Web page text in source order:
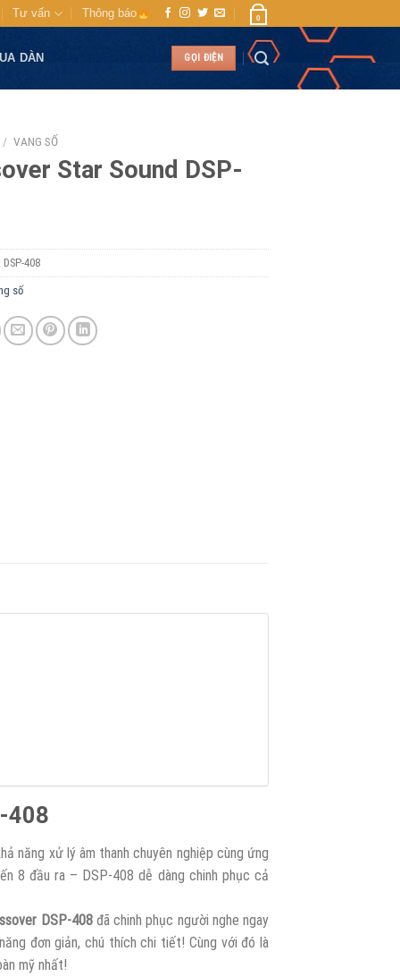
Tư vấn Thông báo 0
DÀN GỌI ĐIỆN
/ VANG SỐ
Star Sound DSP-
DSP-408
số
408
năng xử lý âm thanh chuyên nghiệp cùng ứng
8 đầu ra – DSP-408 dễ dàng chinh phục cả
DSP-408đã chinh phục người nghe ngay
đơn giản, chú thích chi tiết! Cùng với đó là
mỹ nhất!